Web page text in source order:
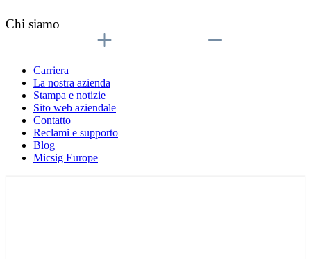
Chi siamo
Carriera
La nostra azienda
Stampa e notizie
Sito web aziendale
Contatto
Reclami e supporto
Blog
Micsig Europe